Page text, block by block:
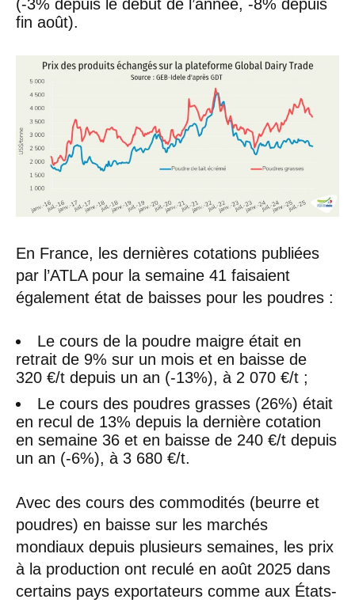
(-3% depuis le début de l’année, -8% depuis
fin août).
En France, les dernières cotations publiées
par l’ATLA pour la semaine 41 faisaient
également état de baisses pour les poudres :
Le cours de la poudre maigre était en
retrait de 9% sur un mois et en baisse de
320 €/t depuis un an (-13%), à 2 070 €/t ;
Le cours des poudres grasses (26%) était
en recul de 13% depuis la dernière cotation
en semaine 36 et en baisse de 240 €/t depuis
un an (-6%), à 3 680 €/t.
Avec des cours des commodités (beurre et
poudres) en baisse sur les marchés
mondiaux depuis plusieurs semaines, les prix
à la production ont reculé en août 2025 dans
certains pays exportateurs comme aux États-